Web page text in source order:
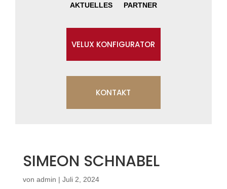
AKTUELLES
PARTNER
VELUX KONFIGURATOR
KONTAKT
SIMEON SCHNABEL
von admin | Juli 2, 2024